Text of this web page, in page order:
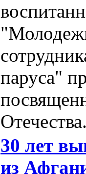
паруса"
Отечества.
30 лет
из